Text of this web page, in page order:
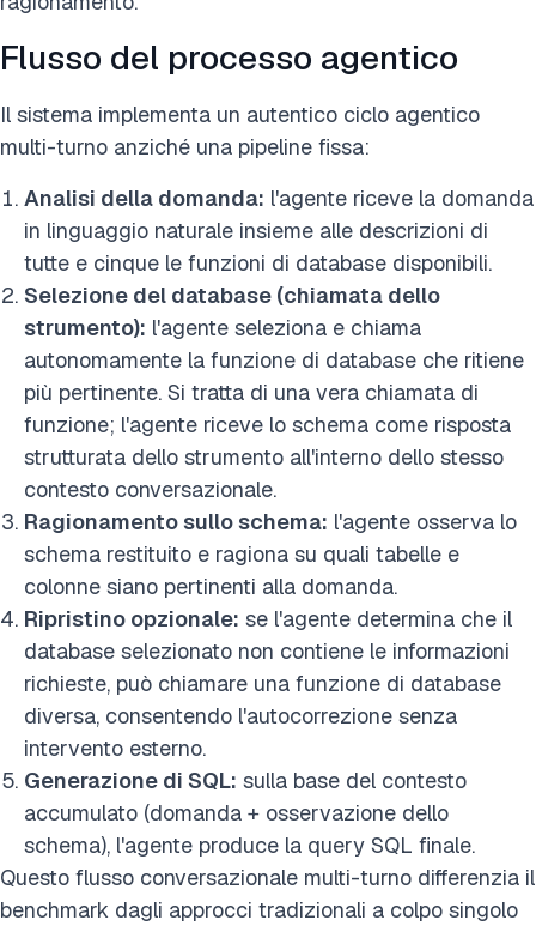
Flusso del processo agentico
Il sistema implementa un autentico ciclo agentico
multi-turno anziché una pipeline fissa:
Analisi della domanda: l'agente riceve la domanda
in linguaggio naturale insieme alle descrizioni di
tutte e cinque le funzioni di database disponibili.
Selezione del database (chiamata dello
strumento): l'agente seleziona e chiama
autonomamente la funzione di database che ritiene
più pertinente. Si tratta di una vera chiamata di
funzione; l'agente riceve lo schema come risposta
strutturata dello strumento all'interno dello stesso
contesto conversazionale.
Ragionamento sullo schema: l'agente osserva lo
schema restituito e ragiona su quali tabelle e
colonne siano pertinenti alla domanda.
Ripristino opzionale: se l'agente determina che il
database selezionato non contiene le informazioni
richieste, può chiamare una funzione di database
diversa, consentendo l'autocorrezione senza
intervento esterno.
Generazione di SQL: sulla base del contesto
accumulato (domanda + osservazione dello
schema), l'agente produce la query SQL finale.
Questo flusso conversazionale multi-turno differenzia il
benchmark dagli approcci tradizionali a colpo singolo